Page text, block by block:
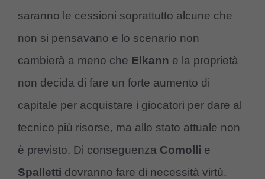
saranno le cessioni soprattutto alcune che
non si pensavano e lo scenario non
cambierà a meno che Elkann e la proprietà
non decida di fare un forte aumento di
capitale per acquistare i giocatori per dare al
tecnico più risorse, ma allo stato attuale non
è previsto. Di conseguenza Comolli e
Spalletti dovranno fare di necessità virtù.